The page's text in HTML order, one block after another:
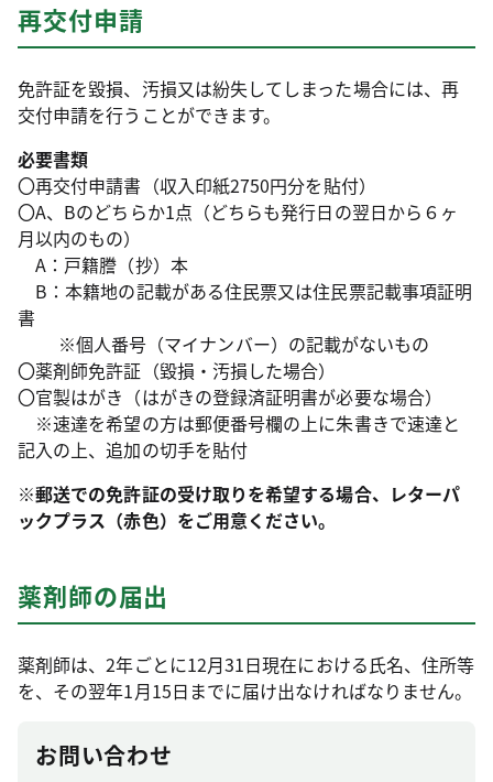
再交付申請
免許証を毀損、汚損又は紛失してしまった場合には、再
交付申請を行うことができます。
必要書類
〇再交付申請書（収入印紙2750円分を貼付）
〇A、Bのどちらか1点（どちらも発行日の翌日から６ヶ
月以内のもの）
A：戸籍謄（抄）本
B：本籍地の記載がある住民票又は住民票記載事項証明
書
※個人番号（マイナンバー）の記載がないもの
〇薬剤師免許証（毀損・汚損した場合）
〇官製はがき（はがきの登録済証明書が必要な場合）
※速達を希望の方は郵便番号欄の上に朱書きで速達と
記入の上、追加の切手を貼付
※郵送での免許証の受け取りを希望する場合、レターパ
ックプラス（赤色）をご用意ください。
薬剤師の届出
薬剤師は、2年ごとに12月31日現在における氏名、住所等
を、その翌年1月15日までに届け出なければなりません。
お問い合わせ